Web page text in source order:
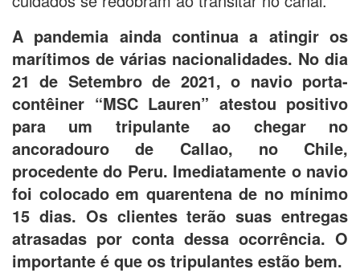
A pandemia ainda continua a atingir os
marítimos de várias nacionalidades. No dia
21 de Setembro de 2021, o navio porta-
contêiner “MSC Lauren” atestou positivo
para um tripulante ao chegar no
ancoradouro de Callao, no Chile,
procedente do Peru. Imediatamente o navio
foi colocado em quarentena de no mínimo
15 dias. Os clientes terão suas entregas
atrasadas por conta dessa ocorrência. O
importante é que os tripulantes estão bem.